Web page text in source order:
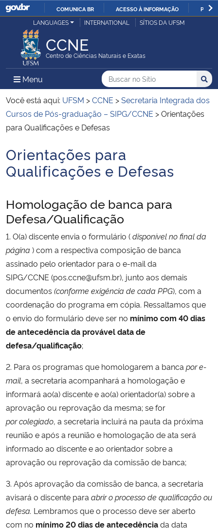
IR
COMUNICA BR ACESSO À INFORMAÇÃO
Ministério da Justiça e Segurança Pública
Ministério da Defesa
Ministério das Relações Exteriores
Ministério da Economia
Ministério da Infraestrutura
Ministério da Agricultura, Pecuária e Abastecimento
Ministério da Educação
Ministério da Cidadania
Ministério da Saúde
Ministério de Minas e Energia
Ministério da Ciência, Tecnologia, Inovações e Comunicações
Ministério do Meio Ambiente
Ministério do Desenvolvimento Regional
Controladoria-Geral da União
Ministério da Mulher, da Família e dos Direitos Humanos
Secretaria-Geral
Secretaria de Governo
Gabinete de Segurança Institucional
LANGUAGES INTERNATIONAL SÍTIOS DA UFSM
CCNE
Centro de Ciências Naturais e Exatas
Menu Menu Principal do Sítio
Busca
Buscar no no Sítio
Busca:
Você está aqui: UFSM >CCNE >Secretaria Integrada dos
Cursos de Pós-graduação – SIPG/CCNE >Orientações
para Qualificações e Defesas
Início do conteúdo
Orientações para
Qualificações e Defesas
Homologação de banca para
Defesa/Qualificação
1. O(a) discente envia o formulário (disponível no final da
página ) com a respectiva composição de banca
assinado pelo orientador para o e-mail da
SIPG/CCNE (pos.ccne@ufsm.br), junto aos demais
documentos (conforme exigência de cada PPG), com a
coordenação do programa em cópia. Ressaltamos que
o envio do formulário deve ser no mínimo com 40 dias
de antecedência da provável data de
defesa/qualificação;
2. Para os programas que homologarem a banca por e-
mail, a secretaria acompanhará a homologação e
informará ao(a) discente e ao(a) orientador(a) sobre a
aprovação ou reprovação da mesma; se for
porcolegiado, a secretaria incluirá na pauta da próxima
reunião e após a reunião e homologação de ata será
informado ao discente e ao orientador sobre a
aprovação ou reprovação da comissão de banca;
3. Após aprovação da comissão de banca, a secretaria
avisará o discente para abrir o processo de qualificação ou
defesa. Lembramos que o processo deve ser aberto
com no mínimo 20 dias de antecedênciada data